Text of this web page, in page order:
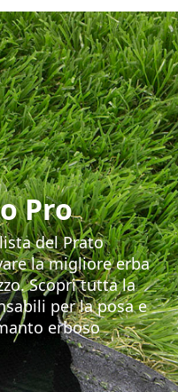
Pro
del Prato
la migliore erba
Scopri tutta la
per la posa e
erboso